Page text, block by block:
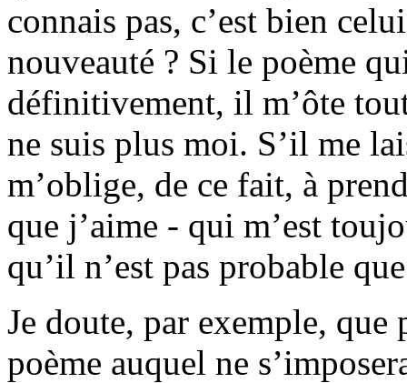
connais pas, c’est bien
nouveauté ? Si le poème
définitivement, il m’ôte
ne suis plus moi. S’il me
m’oblige, de ce fait, à
que j’aime - qui m’est
qu’il n’est pas probable
Je doute, par exemple, que
poème auquel ne